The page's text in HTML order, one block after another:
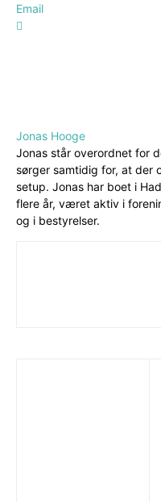
Email
Jonas Hooge
Jonas står overordnet for
sørger samtidig for, at der
setup. Jonas har boet i
flere år, været aktiv i
og i bestyrelser.